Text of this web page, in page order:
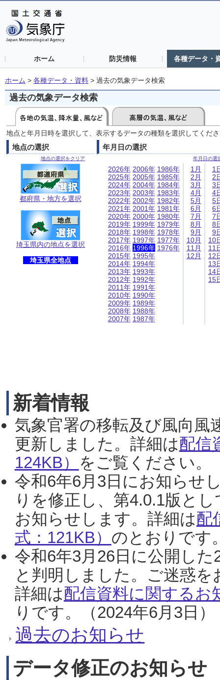
ホーム 防災情報 各種データ・
ホーム > 各種データ・資料 > 過去の気象データ検索
過去の気象データ検索
地点と年月日時を選択して、表示するデータの種類を選択してくだ
地点の選択
地点の選択をクリア
都府県・地方を選択
埼玉県内の地点を選択
埼玉県全地点
年月日の選択
年月日の選
2026年
2025年
2024年
2023年
2022年
2021年
2020年
2019年
2018年
2017年
2016年
2015年
2014年
2013年
2012年
2011年
2010年
2009年
2008年
2007年
2006年
2005年
2004年
2003年
2002年
2001年
2000年
1999年
1998年
1997年
1996年
1995年
1994年
1993年
1992年
1991年
1990年
1989年
1988年
1987年
1986年
1985年
1984年
1983年
1982年
1981年
1980年
1979年
1978年
1977年
1976年
1月
2月
3月
4月
5月
6月
7月
8月
9月
10月
11月
12月
1
2
3
4
5
6
7
8
9
10
11
12
13
14
15
新着情報
気象官署の移転及び風向風
更新しました。詳細は配信
124KB） をご覧ください。
令和6年6月3日にお知らせ
りを修正し、第4.0.1版と
お知らせします。詳細は配
式：121KB） のとおりです
令和6年3月26日に公開し
と判明しました。ご迷惑
詳細は配信資料に関するお
りです。（2024年6月3日）
過去のお知らせ
データ修正のお知らせ